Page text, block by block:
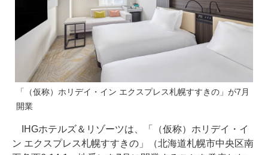
「（仮称）ホリデイ・イン エクスプレス札幌すすきの」が7月
開業
IHGホテルズ＆リゾーツは、「（仮称）ホリデイ・イ
ン エクスプレス札幌すすきの」（北海道札幌市中央区南